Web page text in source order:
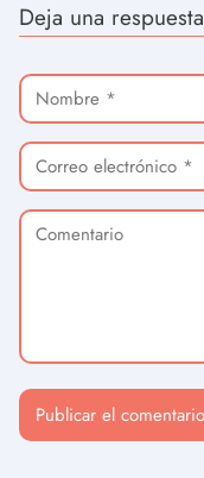
Deja una respuesta